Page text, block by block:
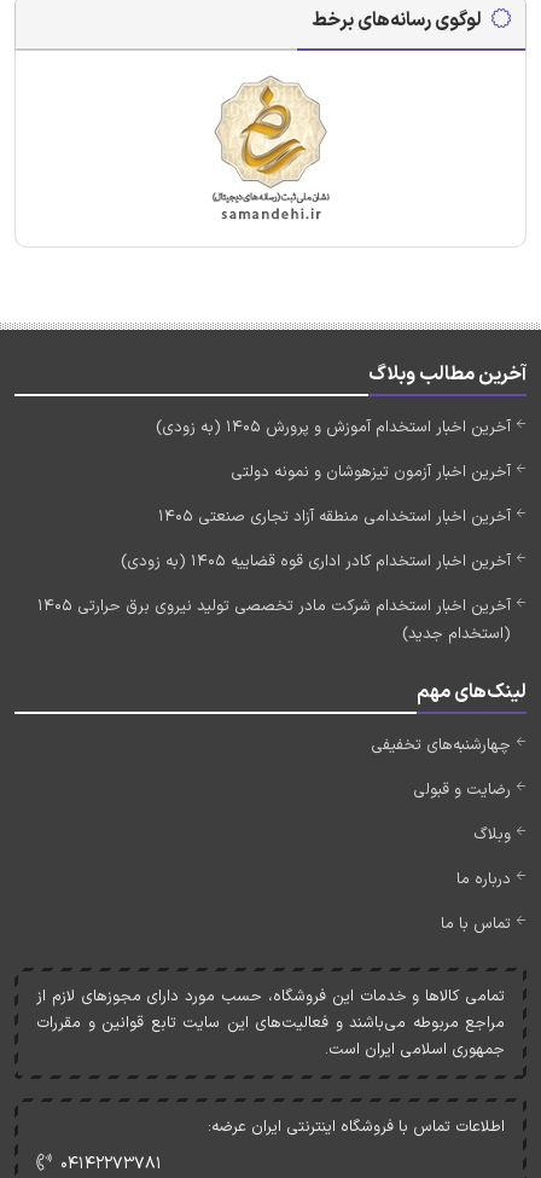
لوگوی رسانه‌های برخط
آخرین مطالب وبلاگ
آخرین اخبار استخدام آموزش و پرورش 1405 (به زودی)
آخرین اخبار آزمون تیزهوشان و نمونه دولتی
آخرین اخبار استخدامی منطقه آزاد تجاری صنعتی 1405
آخرین اخبار استخدام کادر اداری قوه قضاییه 1405 (به زودی)
آخرین اخبار استخدام شرکت مادر تخصصی تولید نیروی برق حرارتی 1405
(استخدام جدید)
لینک‌های مهم
چهارشنبه‌های تخفیفی
رضایت و قبولی
وبلاگ
درباره ما
تماس با ما
تمامی کالاها و خدمات اين فروشگاه، حسب مورد دارای مجوزهای لازم از
مراجع مربوطه می‌باشند و فعاليت‌های اين سايت تابع قوانين و مقررات
جمهوری اسلامی ايران است.
اطلاعات تماس با فروشگاه اینترنتی ایران عرضه:
۰۴۱۴۲۲۷۳۷۸۱